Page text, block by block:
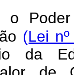
o
(Lei
da